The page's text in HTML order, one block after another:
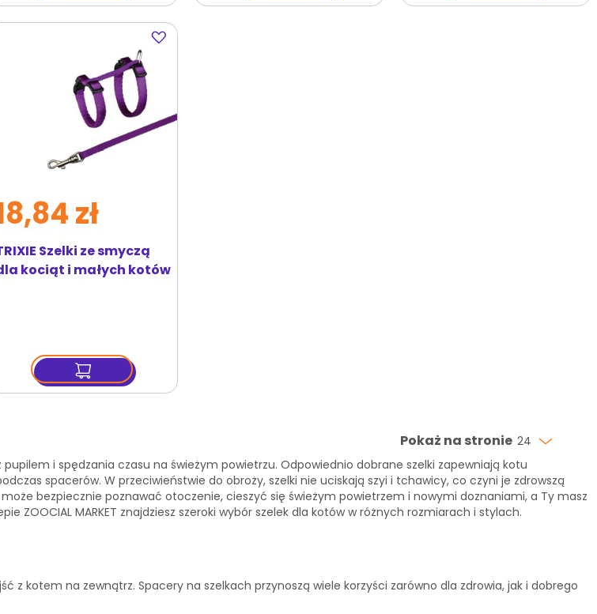
Dodaj
do
Szelki ze smyczą
kociąt i małych kotów
zł
Pokaż na stronie 24
i spędzania czasu na świeżym powietrzu. Odpowiednio dobrane szelki zapewniają kotu
spacerów. W przeciwieństwie do obroży, szelki nie uciskają szyi i tchawicy, co czyni je zdrowszą
bezpiecznie poznawać otoczenie, cieszyć się świeżym powietrzem i nowymi doznaniami, a Ty masz
MARKET znajdziesz szeroki wybór szelek dla kotów w różnych rozmiarach i stylach.
z kotem na zewnątrz. Spacery na szelkach przynoszą wiele korzyści zarówno dla zdrowia, jak i dobrego